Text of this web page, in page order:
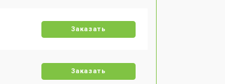
Заказать
Заказать